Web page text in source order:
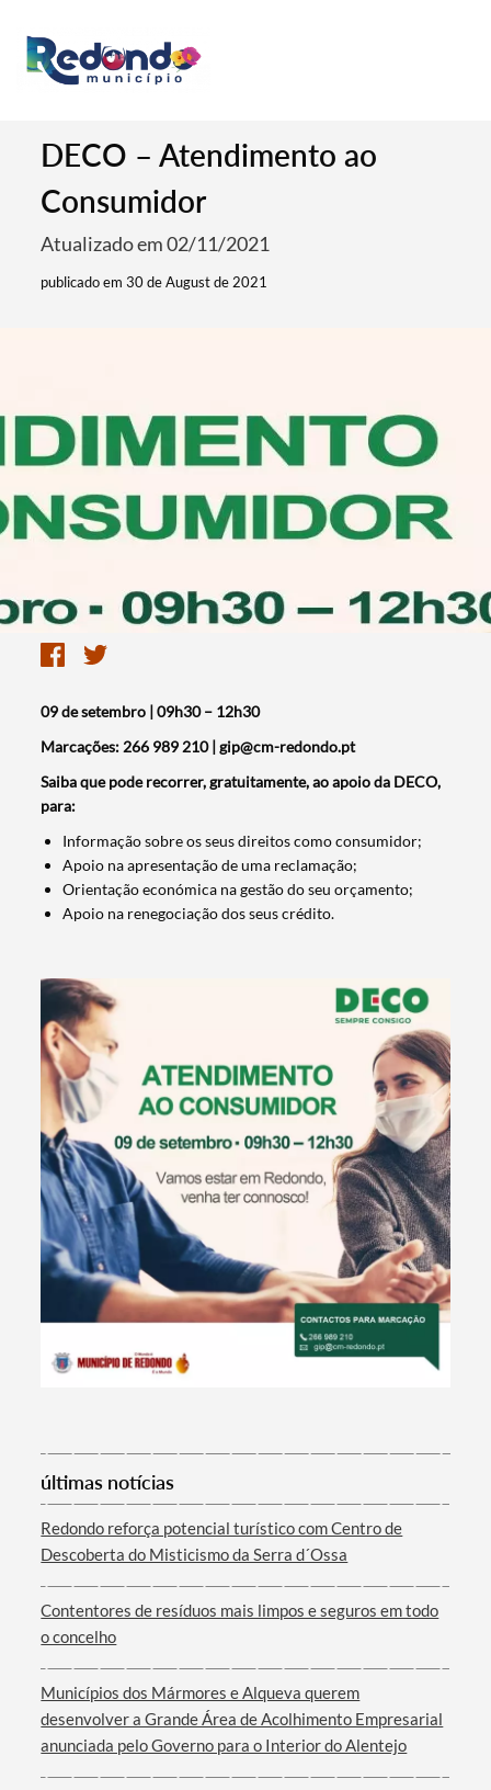
Termo de Pesquisa
Categorias gerais
Filtros
DECO – Atendimento ao
Consumidor
Atualizado em 02/11/2021
publicado em 30 de August de 2021
09 de setembro | 09h30 – 12h30
Marcações: 266 989 210 | gip@cm-redondo.pt
Saiba que pode recorrer, gratuitamente, ao apoio da DECO,
para:
Informação sobre os seus direitos como consumidor;
Apoio na apresentação de uma reclamação;
Orientação económica na gestão do seu orçamento;
Apoio na renegociação dos seus crédito.
últimas notícias
Redondo reforça potencial turístico com Centro de
Descoberta do Misticismo da Serra d´Ossa
Contentores de resíduos mais limpos e seguros em todo
o concelho
Municípios dos Mármores e Alqueva querem
desenvolver a Grande Área de Acolhimento Empresarial
anunciada pelo Governo para o Interior do Alentejo